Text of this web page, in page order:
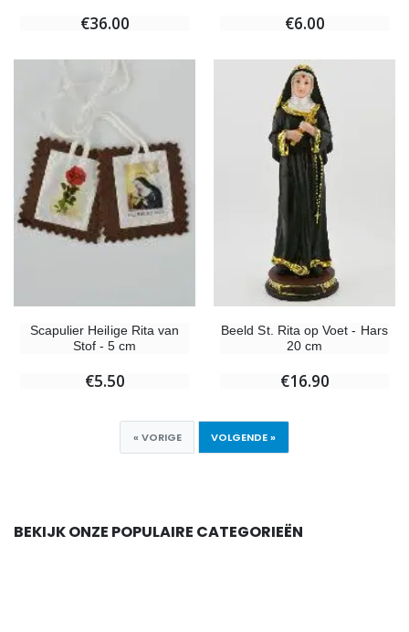
€36.00 €6.00
Scapulier Heilige Rita van
Stof - 5 cm
€5.50
Beeld St. Rita op Voet - Hars
20 cm
€16.90
« VORIGE VOLGENDE »
BEKIJK ONZE POPULAIRE CATEGORIEËN